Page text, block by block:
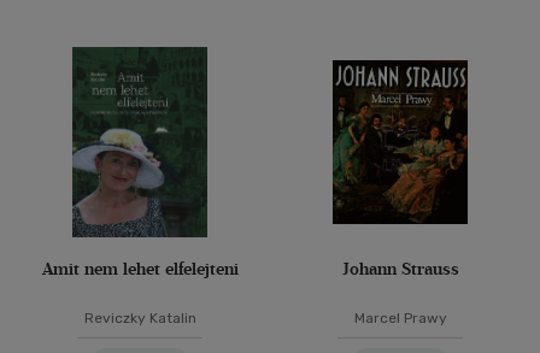
Amit nem lehet elfelejteni
Reviczky Katalin
Johann Strauss
Marcel Prawy